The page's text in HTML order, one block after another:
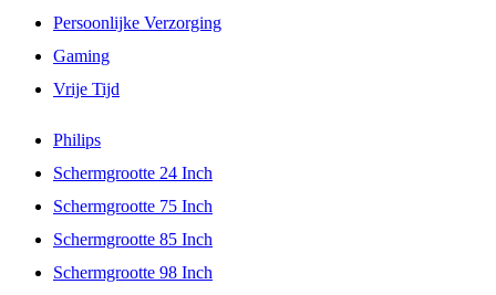
Persoonlijke Verzorging
Gaming
Vrije Tijd
Philips
Schermgrootte 24 Inch
Schermgrootte 75 Inch
Schermgrootte 85 Inch
Schermgrootte 98 Inch